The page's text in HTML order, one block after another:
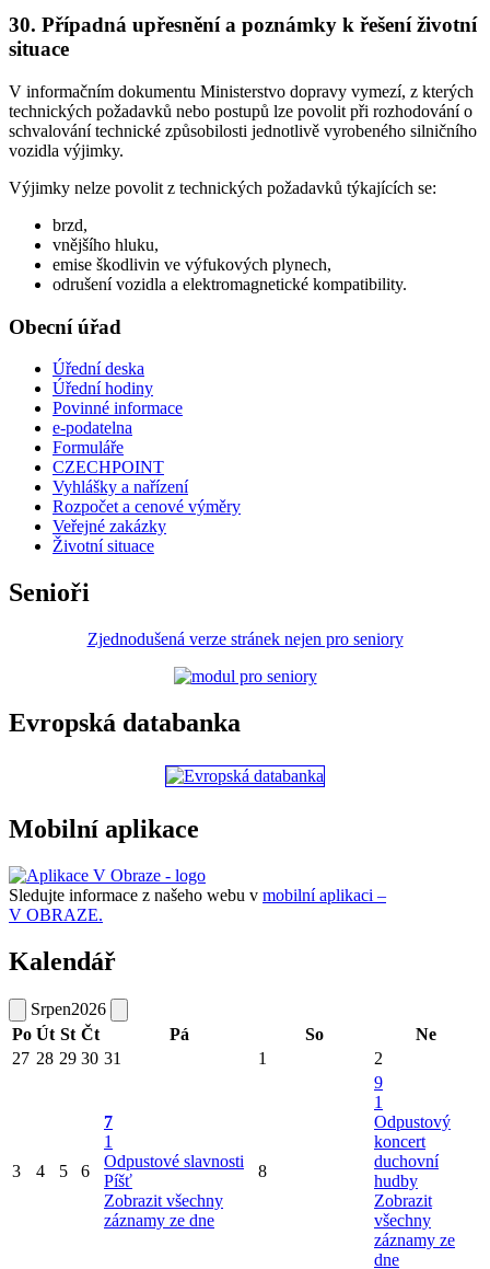
30. Případná upřesnění a poznámky k řešení životní
situace
V informačním dokumentu Ministerstvo dopravy vymezí, z kterých
technických požadavků nebo postupů lze povolit při rozhodování o
schvalování technické způsobilosti jednotlivě vyrobeného silničního
vozidla výjimky.
Výjimky nelze povolit z technických požadavků týkajících se:
brzd,
vnějšího hluku,
emise škodlivin ve výfukových plynech,
odrušení vozidla a elektromagnetické kompatibility.
Obecní úřad
Úřední deska
Úřední hodiny
Povinné informace
e-podatelna
Formuláře
CZECHPOINT
Vyhlášky a nařízení
Rozpočet a cenové výměry
Veřejné zakázky
Životní situace
Senioři
Zjednodušená verze stránek nejen pro seniory
Evropská databanka
Mobilní aplikace
Sledujte informace z našeho webu v mobilní aplikaci –
V OBRAZE.
Kalendář
Srpen2026
Po Út St Čt Pá So
Ne
27 28 29 30 31 1 2
3 4 5 6
7
1
Odpustové slavnosti
Píšť
Zobrazit všechny
záznamy ze dne
8
9
1
Odpustový
koncert
duchovní
hudby
Zobrazit
všechny
záznamy ze
dne